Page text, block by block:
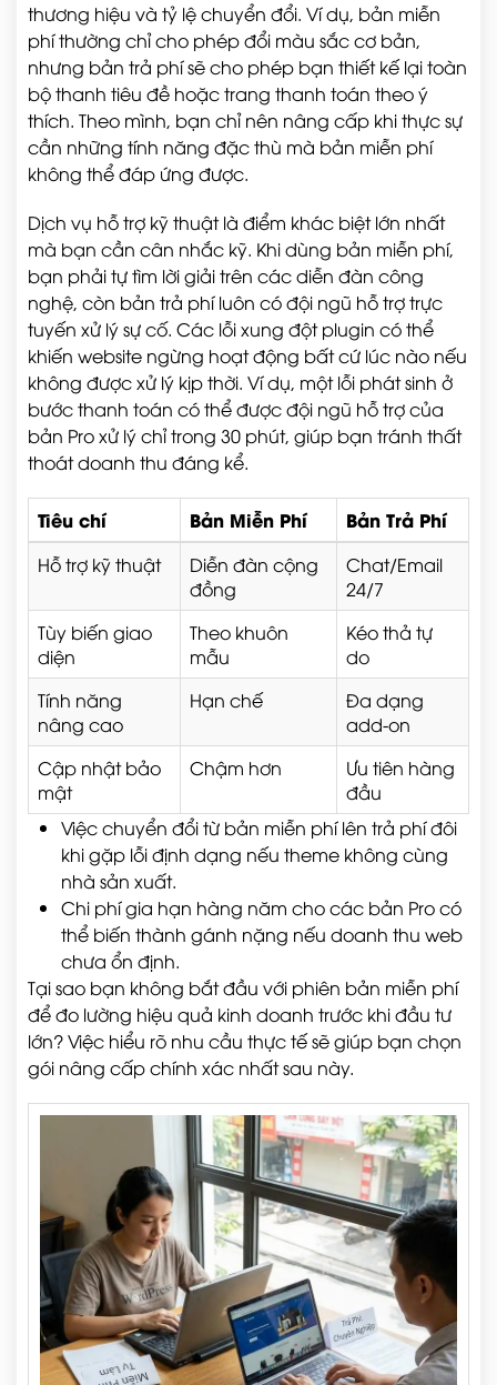
thương hiệu và tỷ lệ chuyển đổi. Ví dụ, bản miễn
phí thường chỉ cho phép đổi màu sắc cơ bản,
nhưng bản trả phí sẽ cho phép bạn thiết kế lại toàn
bộ thanh tiêu đề hoặc trang thanh toán theo ý
thích. Theo mình, bạn chỉ nên nâng cấp khi thực sự
cần những tính năng đặc thù mà bản miễn phí
không thể đáp ứng được.
Dịch vụ hỗ trợ kỹ thuật là điểm khác biệt lớn nhất
mà bạn cần cân nhắc kỹ. Khi dùng bản miễn phí,
bạn phải tự tìm lời giải trên các diễn đàn công
nghệ, còn bản trả phí luôn có đội ngũ hỗ trợ trực
tuyến xử lý sự cố. Các lỗi xung đột plugin có thể
khiến website ngừng hoạt động bất cứ lúc nào nếu
không được xử lý kịp thời. Ví dụ, một lỗi phát sinh ở
bước thanh toán có thể được đội ngũ hỗ trợ của
bản Pro xử lý chỉ trong 30 phút, giúp bạn tránh thất
thoát doanh thu đáng kể.
Tiêu chí Bản Miễn Phí Bản Trả Phí
Hỗ trợ kỹ thuật
Diễn đàn cộng
đồng
Chat/Email
24/7
Tùy biến giao
diện
Theo khuôn
mẫu
Kéo thả tự
do
Tính năng
nâng cao
Hạn chế
Đa dạng
add-on
Cập nhật bảo
mật
Chậm hơn
Ưu tiên hàng
đầu
Việc chuyển đổi từ bản miễn phí lên trả phí đôi
khi gặp lỗi định dạng nếu theme không cùng
nhà sản xuất.
Chi phí gia hạn hàng năm cho các bản Pro có
thể biến thành gánh nặng nếu doanh thu web
chưa ổn định.
Tại sao bạn không bắt đầu với phiên bản miễn phí
để đo lường hiệu quả kinh doanh trước khi đầu tư
lớn? Việc hiểu rõ nhu cầu thực tế sẽ giúp bạn chọn
gói nâng cấp chính xác nhất sau này.